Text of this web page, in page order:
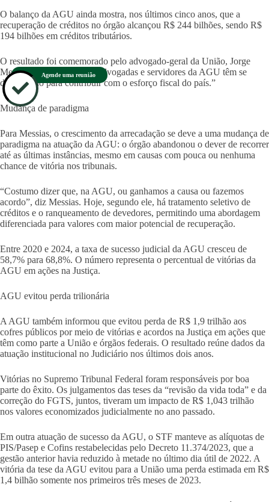
Agende uma reunião
O balanço da AGU ainda mostra, nos últimos cinco anos, que a
recuperação de créditos no órgão alcançou R$ 244 bilhões, sendo R$
194 bilhões em créditos tributários.
O resultado foi comemorado pelo advogado-geral da União, Jorge
Messias. “Os advogados, advogadas e servidores da AGU têm se
desdobrado para contribuir com o esforço fiscal do país.”
Mudança de paradigma
Para Messias, o crescimento da arrecadação se deve a uma mudança de
paradigma na atuação da AGU: o órgão abandonou o dever de recorrer
até as últimas instâncias, mesmo em causas com pouca ou nenhuma
chance de vitória nos tribunais.
“Costumo dizer que, na AGU, ou ganhamos a causa ou fazemos
acordo”, diz Messias. Hoje, segundo ele, há tratamento seletivo de
créditos e o ranqueamento de devedores, permitindo uma abordagem
diferenciada para valores com maior potencial de recuperação.
Entre 2020 e 2024, a taxa de sucesso judicial da AGU cresceu de
58,7% para 68,8%. O número representa o percentual de vitórias da
AGU em ações na Justiça.
AGU evitou perda trilionária
A AGU também informou que evitou perda de R$ 1,9 trilhão aos
cofres públicos por meio de vitórias e acordos na Justiça em ações que
têm como parte a União e órgãos federais. O resultado reúne dados da
atuação institucional no Judiciário nos últimos dois anos.
Vitórias no Supremo Tribunal Federal foram responsáveis por boa
parte do êxito. Os julgamentos das teses da “revisão da vida toda” e da
correção do FGTS, juntos, tiveram um impacto de R$ 1,043 trilhão
nos valores economizados judicialmente no ano passado.
Em outra atuação de sucesso da AGU, o STF manteve as alíquotas de
PIS/Pasep e Cofins restabelecidas pelo Decreto 11.374/2023, que a
gestão anterior havia reduzido à metade no último dia útil de 2022. A
vitória da tese da AGU evitou para a União uma perda estimada em R$
1,4 bilhão somente nos primeiros três meses de 2023.